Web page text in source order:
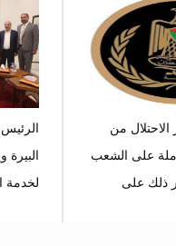
الاحتلال من
على الشعب
ذلك على
لخدمة